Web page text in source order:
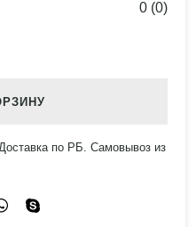
0 (0)
по РБ. Самовывоз из